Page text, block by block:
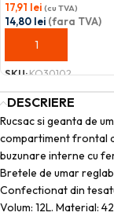
17,91 lei (cu TVA)
14,80 lei (fara TVA)
ADAUGĂ ÎN COȘ
SKU:KO30102
DESCRIERE
Rucsac si geanta de
compartiment frontal
buzunare interne cu
Bretele de umar
Confectionat din
Volum: 12L. Material: